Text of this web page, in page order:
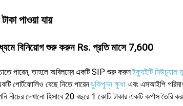
পাওয়া যায়
বিনিয়োগ শুরু করুন Rs. প্রতি মাসে 7,600
পারেন, তাহলে অবিলম্বে একটি SIP শুরু করুনইক্যুইটি মিউচুয়াল
পোর্টফোলিও বেছে নিতে পারেনঝুকিপুন্ন ক্ষুধা এবং এসআইপি
নীচের দেখানো হিসাবে 20 বছরে 1 কোটি টাকার একটি কর্পাস তৈরি